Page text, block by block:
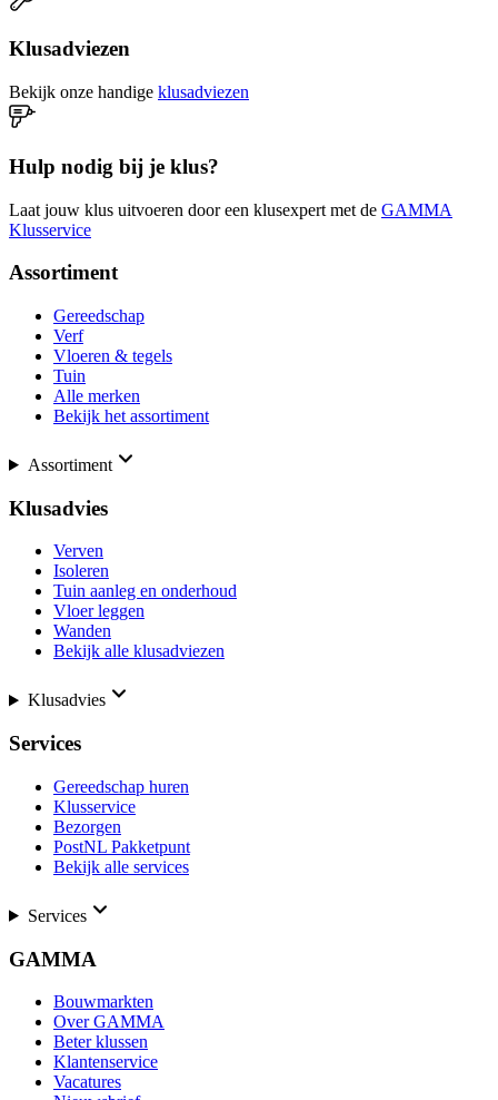
Klusadviezen
Bekijk onze handige klusadviezen
Hulp nodig bij je klus?
Laat jouw klus uitvoeren door een klusexpert met de GAMMA
Klusservice
Assortiment
Gereedschap
Verf
Vloeren & tegels
Tuin
Alle merken
Bekijk het assortiment
Assortiment
Klusadvies
Verven
Isoleren
Tuin aanleg en onderhoud
Vloer leggen
Wanden
Bekijk alle klusadviezen
Klusadvies
Services
Gereedschap huren
Klusservice
Bezorgen
PostNL Pakketpunt
Bekijk alle services
Services
GAMMA
Bouwmarkten
Over GAMMA
Beter klussen
Klantenservice
Vacatures